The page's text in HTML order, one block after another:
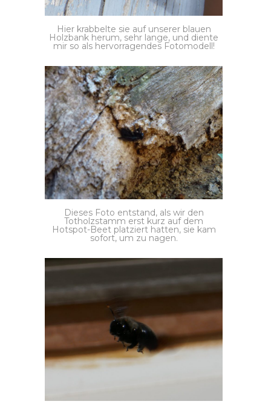
Hier krabbelte sie auf unserer blauen
Holzbank herum, sehr lange, und diente
mir so als hervorragendes Fotomodell!
Dieses Foto entstand, als wir den
Totholzstamm erst kurz auf dem
Hotspot-Beet platziert hatten, sie kam
sofort, um zu nagen.